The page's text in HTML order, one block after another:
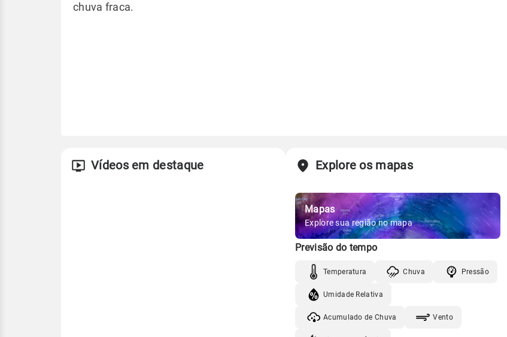
chuva fraca.
Vídeos em destaque Explore os mapas
Mapas
Explore sua região no mapa
Previsão do tempo
Temperatura Chuva Pressão
Umidade Relativa
Acumulado de Chuva Vento